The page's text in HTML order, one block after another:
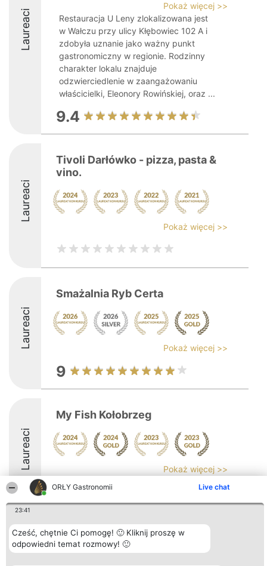
ORŁY Gastronomii Live chat
23:41
Cześć, chętnie Ci pomogę! 🙂 Kliknij proszę w
odpowiedni temat rozmowy! 🙂
Laureaci
Pokaż więcej >>
Restauracja U Leny zlokalizowana jest
w Wałczu przy ulicy Kłębowiec 102 A i
zdobyła uznanie jako ważny punkt
gastronomiczny w regionie. Rodzinny
charakter lokalu znajduje
odzwierciedlenie w zaangażowaniu
właścicielki, Eleonory Rowińskiej, oraz ...
9.4
Laureaci
Tivoli Darłówko - pizza, pasta &
vino.
Pokaż więcej >>
Laureaci
Smażalnia Ryb Certa
Pokaż więcej >>
9
Laureaci
My Fish Kołobrzeg
Pokaż więcej >>
Organizator plebiscytu
Bright Side Solutions sp. z o.
o. sp. k.
Plebiscyt
Laureaci
Lista
Kontakt